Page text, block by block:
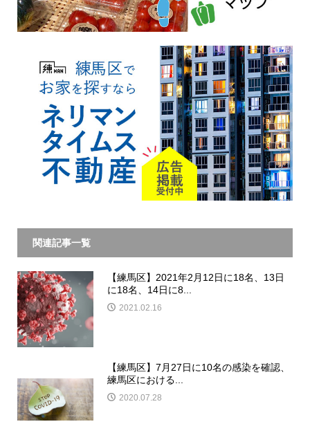
関連記事一覧
【練馬区】2021年2月12日に18名、13日
に18名、14日に8...
2021.02.16
【練馬区】7月27日に10名の感染を確認、
練馬区における...
2020.07.28